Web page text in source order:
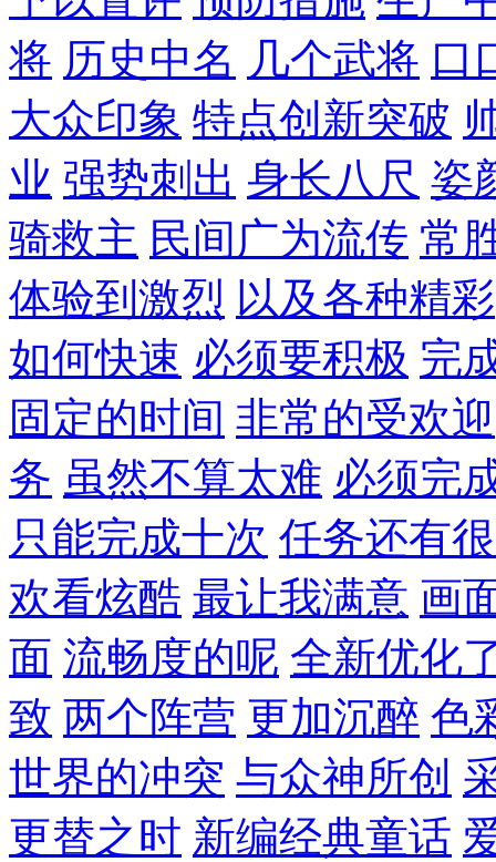
将 历史中名 几个武将 口
大众印象 特点创新突破
业 强势刺出 身长八尺 姿
骑救主 民间广为流传 常
体验到激烈 以及各种精彩
如何快速 必须要积极 完
固定的时间 非常的受欢迎
务 虽然不算太难 必须完
只能完成十次 任务还有
欢看炫酷 最让我满意 画
面 流畅度的呢 全新优化
致 两个阵营 更加沉醉 色
世界的冲突 与众神所创
更替之时 新编经典童话